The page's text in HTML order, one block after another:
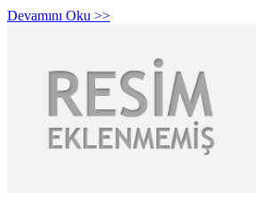
Devamını Oku >>